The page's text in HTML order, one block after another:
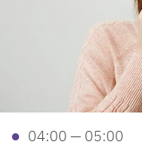
04:00 — 05:00